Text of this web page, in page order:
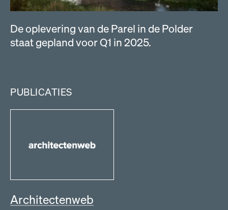
De oplevering van de Parel in de Polder
staat gepland voor Q1 in 2025.
PUBLICATIES
Architectenweb